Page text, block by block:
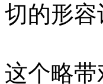
切的形
这个略